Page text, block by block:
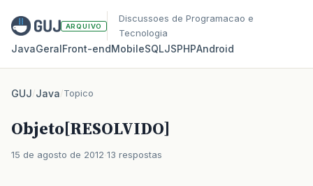
ARQUIVO
Discussoes de Programacao e
Tecnologia
JavaGeralFront‑endMobileSQLJSPHPAndroid
GUJ/Java/Topico
Objeto[RESOLVIDO]
15 de agosto de 2012 13 respostas